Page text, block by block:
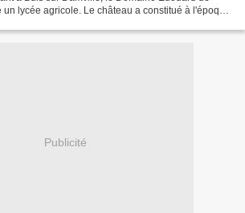
lycée agricole. Le château a constitué à l'époque
Publicité